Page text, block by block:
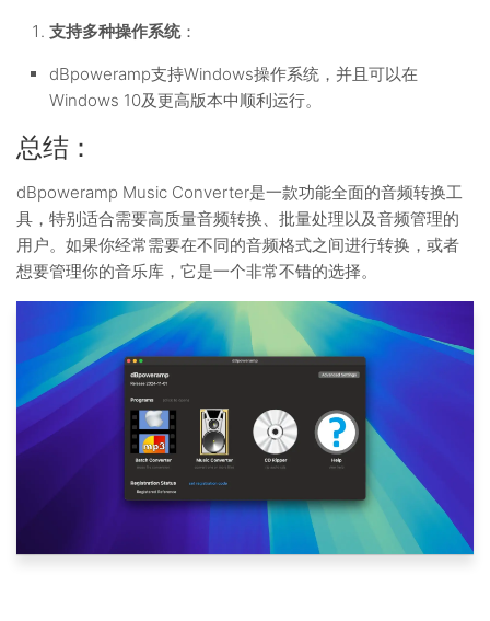
支持多种操作系统：
dBpoweramp支持Windows操作系统，并且可以在
Windows 10及更高版本中顺利运行。
总结：
dBpoweramp Music Converter是一款功能全面的音频转换工
具，特别适合需要高质量音频转换、批量处理以及音频管理的
用户。如果你经常需要在不同的音频格式之间进行转换，或者
想要管理你的音乐库，它是一个非常不错的选择。